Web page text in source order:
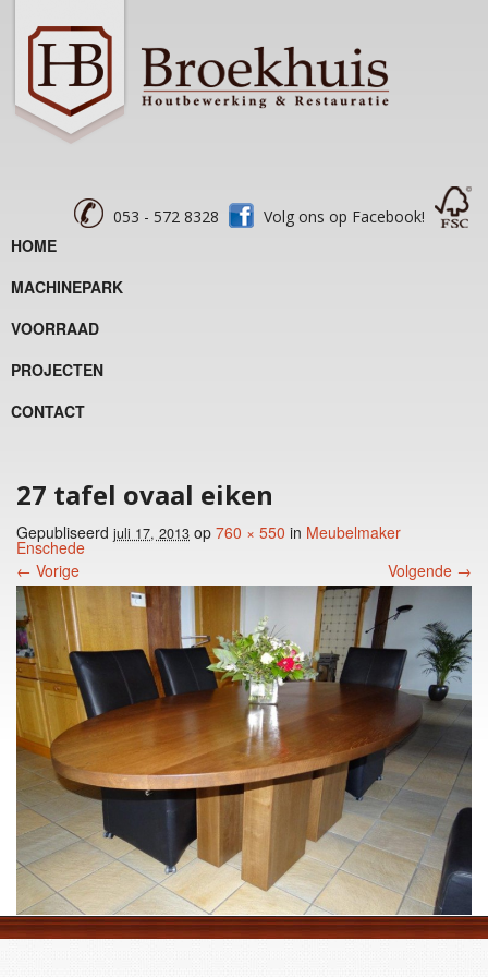
053 - 572 8328 Volg ons op Facebook!
HOME
MACHINEPARK
VOORRAAD
PROJECTEN
CONTACT
27 tafel ovaal eiken
Gepubliseerd juli 17, 2013 op 760 × 550 in Meubelmaker
Enschede
Foto menu
← Vorige Volgende →